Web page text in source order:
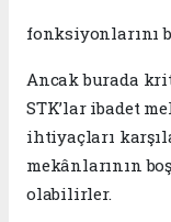
fonksiyonlarını
Ancak burada
STK’lar ibadet
ihtiyaçları
mekânlarının
olabilirler.